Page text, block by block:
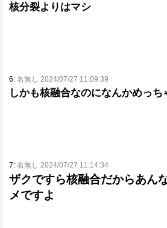
核分裂よりはマシ
6: 名無し 2024/07/27 11:09:39
しかも核融合なのになんかめっち
7: 名無し 2024/07/27 11:14:34
ザクですら核融合だからあん
メですよ